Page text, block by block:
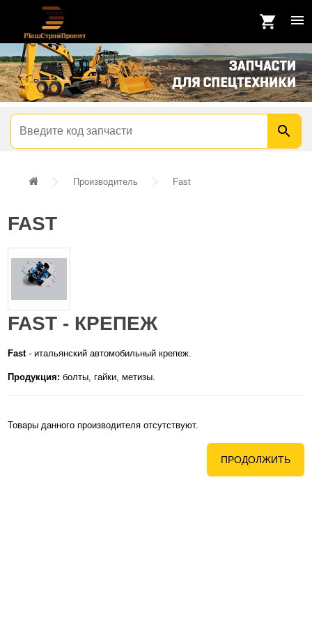
Производитель Fast
FAST
FAST - КРЕПЕЖ
Fast- итальянский автомобильный крепеж.
Продукция: болты, гайки, метизы.
Товары данного производителя отсутствуют.
ПРОДОЛЖИТЬ